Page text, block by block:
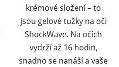
krémové složení – to
jsou gelové tužky na oči
ShockWave. Na očích
vydrží až 16 hodin,
snadno se nanáší a vaše